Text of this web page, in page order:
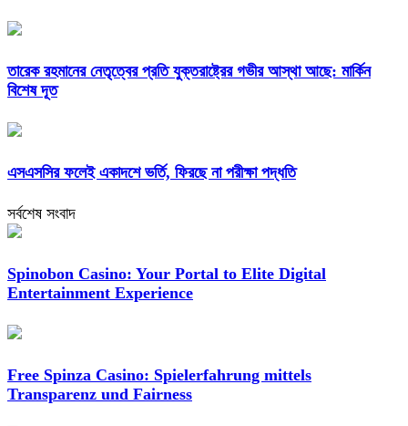
তারেক রহমানের নেতৃত্বের প্রতি যুক্তরাষ্ট্রের গভীর আস্থা আছে: মার্কিন
বিশেষ দূত
এসএসসির ফলেই একাদশে ভর্তি, ফিরছে না পরীক্ষা পদ্ধতি
সর্বশেষ সংবাদ
Spinobon Casino: Your Portal to Elite Digital
Entertainment Experience
Free Spinza Casino: Spielerfahrung mittels
Transparenz und Fairness